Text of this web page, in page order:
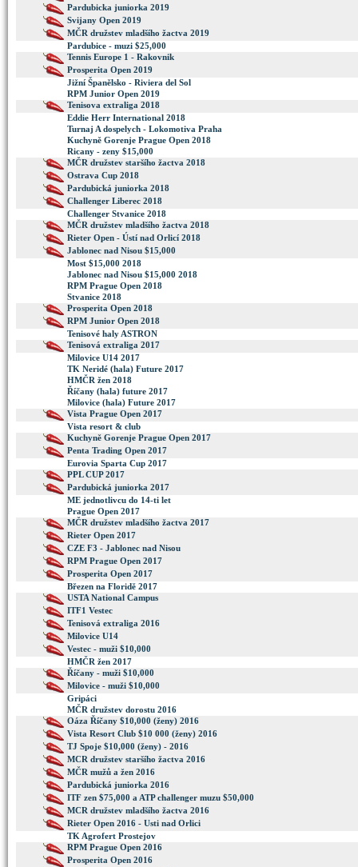
Pardubicka juniorka 2019
Svijany Open 2019
MČR družstev mladšího žactva 2019
Pardubice - muzi $25,000
Tennis Europe 1 - Rakovnik
Prosperita Open 2019
Jižní Španělsko - Riviera del Sol
RPM Junior Open 2019
Tenisova extraliga 2018
Eddie Herr International 2018
Turnaj A dospelych - Lokomotiva Praha
Kuchyně Gorenje Prague Open 2018
Ricany - zeny $15,000
MČR družstev staršího žactva 2018
Ostrava Cup 2018
Pardubická juniorka 2018
Challenger Liberec 2018
Challenger Stvanice 2018
MČR družstev mladšího žactva 2018
Rieter Open - Ústí nad Orlicí 2018
Jablonec nad Nisou $15,000
Most $15,000 2018
Jablonec nad Nisou $15,000 2018
RPM Prague Open 2018
Stvanice 2018
Prosperita Open 2018
RPM Junior Open 2018
Tenisové haly ASTRON
Tenisová extraliga 2017
Milovice U14 2017
TK Neridé (hala) Future 2017
HMČR žen 2018
Říčany (hala) future 2017
Milovice (hala) Future 2017
Vista Prague Open 2017
Vista resort & club
Kuchyně Gorenje Prague Open 2017
Penta Trading Open 2017
Eurovia Sparta Cup 2017
PPL CUP 2017
Pardubická juniorka 2017
ME jednotlivcu do 14-ti let
Prague Open 2017
MČR družstev mladšího žactva 2017
Rieter Open 2017
CZE F3 - Jablonec nad Nisou
RPM Prague Open 2017
Prosperita Open 2017
Březen na Floridě 2017
USTA National Campus
ITF1 Vestec
Tenisová extraliga 2016
Milovice U14
Vestec - muži $10,000
HMČR žen 2017
Říčany - muži $10,000
Milovice - muži $10,000
Gripáci
MČR družstev dorostu 2016
Oáza Říčany $10,000 (ženy) 2016
Vista Resort Club $10 000 (ženy) 2016
TJ Spoje $10,000 (ženy) - 2016
MCR družstev staršího žactva 2016
MČR mužů a žen 2016
Pardubická juniorka 2016
ITF zen $75,000 a ATP challenger muzu $50,000
MCR družstev mladšího žactva 2016
Rieter Open 2016 - Usti nad Orlici
TK Agrofert Prostejov
RPM Prague Open 2016
Prosperita Open 2016